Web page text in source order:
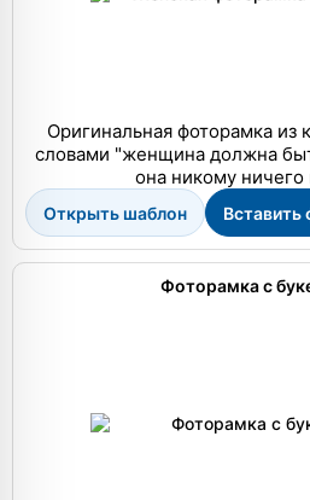
Оригинальная фоторамка из
словами "женщина должна
она никому
Открыть шаблон Вставить
Фоторамка с